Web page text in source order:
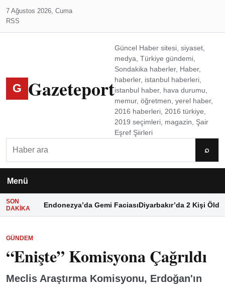
7 Ağustos 2026, Cuma
RSS
G Gazeteport
Güncel Haber sitesi, siyaset,
medya, Türkiye gündemi,
Sondakika haberler, Haber,
haberler, istanbul haberleri,
istanbul haber, hava durumu,
memur, öğretmen, yerel haber,
2016 haberleri, 2016 türkiye,
2019 seçimleri, magazin, Şair
Eşref Şiirleri
⌕
Menü
SON
DAKIKA
Endonezya’da Gemi FaciasıDiyarbakır’da 2 Kişi Öldü
GÜNDEM
“Enişte” Komisyona Çağrıldı
Meclis Araştırma Komisyonu, Erdoğan'ın